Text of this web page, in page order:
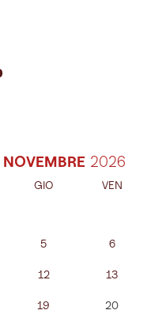
NOVEMBRE
GIO VEN
5 6
12 13
19 20